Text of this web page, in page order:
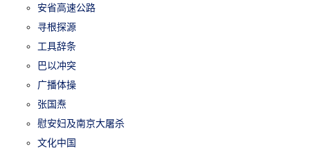
安省高速公路
寻根探源
工具辞条
巴以冲突
广播体操
张国焘
慰安妇及南京大屠杀
文化中国